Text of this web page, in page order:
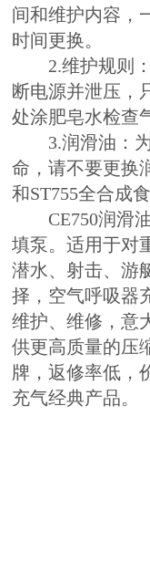
间和维护内容，
时间更换。
2.维护规则：
断电源并泄压，
处涂肥皂水检查
3.润滑油：为
命，请不要更换
和ST755全合成
CE750润滑油
填泵。适用于对
潜水、射击、游
择，空气呼吸器
维护、维修，意
供更高质量的压
牌，返修率低，
充气经典产品。